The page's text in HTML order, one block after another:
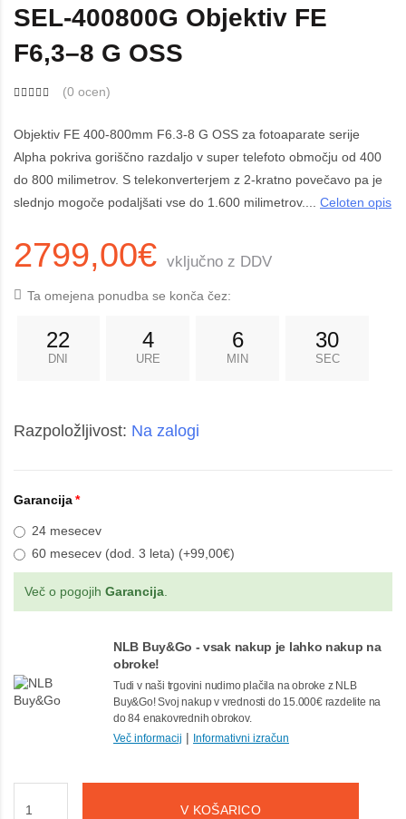
SEL-400800G Objektiv FE
F6,3–8 G OSS
(0 ocen)
Objektiv FE 400-800mm F6.3-8 G OSS za fotoaparate serije
Alpha pokriva goriščno razdaljo v super telefoto območju od 400
do 800 milimetrov. S telekonverterjem z 2-kratno povečavo pa je
slednjo mogoče podaljšati vse do 1.600 milimetrov.... Celoten opis
2799,00€ vključno z DDV
Ta omejena ponudba se konča čez:
22
DNI
4
URE
6
MIN
29
SEC
Razpoložljivost: Na zalogi
Garancija
24 mesecev
60 mesecev (dod. 3 leta) (+99,00€)
Več o pogojih Garancija
NLB Buy&Go - vsak nakup je lahko nakup na
obroke!
Tudi v naši trgovini nudimo plačila na obroke z NLB
Buy&Go! Svoj nakup v vrednosti do 15.000€ razdelite na
do 84 enakovrednih obrokov.
Več informacij | Informativni izračun
V KOŠARICO